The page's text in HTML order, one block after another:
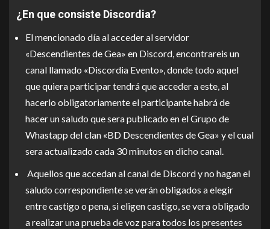
¿En que consiste Discordia?
El mencionado día al acceder al servidor
«Descendientes de Gea» en Discord, encontrareis un
canal llamado «Discordia Evento», donde todo aquel
que quiera participar tendrá que acceder a este, al
hacerlo obligatoriamente el participante habrá de
hacer un saludo que sera publicado en el Grupo de
Whastapp del clan «BD Descendientes de Gea» y el cual
sera actualizado cada 30 minutos en dicho canal.
Aquellos que accedan al canal de Discord y no hagan el
saludo correspondiente se verán obligados a elegir
entre castigo o pena, si eligen castigo, se vera obligado
a realizar una prueba de voz para todos los presentes